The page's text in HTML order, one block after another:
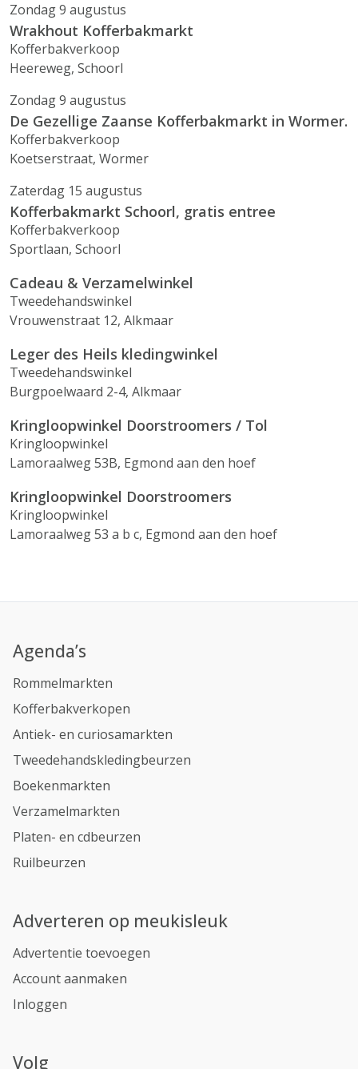
Zondag 9 augustus
Wrakhout Kofferbakmarkt
Kofferbakverkoop
Heereweg, Schoorl
Zondag 9 augustus
De Gezellige Zaanse Kofferbakmarkt in Wormer.
Kofferbakverkoop
Koetserstraat, Wormer
Zaterdag 15 augustus
Kofferbakmarkt Schoorl, gratis entree
Kofferbakverkoop
Sportlaan, Schoorl
Cadeau & Verzamelwinkel
Tweedehandswinkel
Vrouwenstraat 12, Alkmaar
Leger des Heils kledingwinkel
Tweedehandswinkel
Burgpoelwaard 2-4, Alkmaar
Kringloopwinkel Doorstroomers / Tol
Kringloopwinkel
Lamoraalweg 53B, Egmond aan den hoef
Kringloopwinkel Doorstroomers
Kringloopwinkel
Lamoraalweg 53 a b c, Egmond aan den hoef
Agenda’s
Rommelmarkten
Kofferbakverkopen
Antiek- en curiosamarkten
Tweedehandskledingbeurzen
Boekenmarkten
Verzamelmarkten
Platen- en cdbeurzen
Ruilbeurzen
Adverteren op meukisleuk
Advertentie toevoegen
Account aanmaken
Inloggen
Volg